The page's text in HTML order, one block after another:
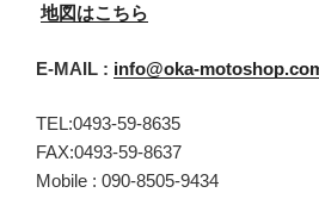
地図はこちら
E-MAIL : info@oka-
TEL:0493-59-8635
FAX:0493-59-8637
Mobile : 090-8505-9434